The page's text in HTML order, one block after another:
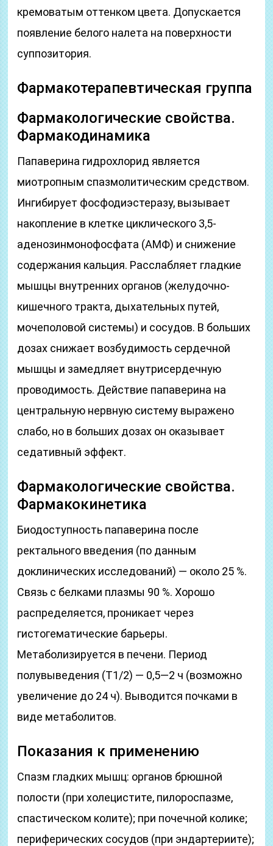
кремоватым оттенком цвета. Допускается
появление белого налета на поверхности
суппозитория.
Фармакотерапевтическая группа
Фармакологические свойства.
Фармакодинамика
Папаверина гидрохлорид является
миотропным спазмолитическим средством.
Ингибирует фосфодиэстеразу, вызывает
накопление в клетке циклического 3,5-
аденозинмонофосфата (АМФ) и снижение
содержания кальция. Расслабляет гладкие
мышцы внутренних органов (желудочно-
кишечного тракта, дыхательных путей,
мочеполовой системы) и сосудов. В больших
дозах снижает возбудимость сердечной
мышцы и замедляет внутрисердечную
проводимость. Действие папаверина на
центральную нервную систему выражено
слабо, но в больших дозах он оказывает
седативный эффект.
Фармакологические свойства.
Фармакокинетика
Биодоступность папаверина после
ректального введения (по данным
доклинических исследований) — около 25 %.
Связь с белками плазмы 90 %. Хорошо
распределяется, проникает через
гистогематические барьеры.
Метаболизируется в печени. Период
полувыведения (Т1/2) — 0,5—2 ч (возможно
увеличение до 24 ч). Выводится почками в
виде метаболитов.
Показания к применению
Спазм гладких мышц: органов брюшной
полости (при холецистите, пилороспазме,
спастическом колите); при почечной колике;
периферических сосудов (при эндартериите);